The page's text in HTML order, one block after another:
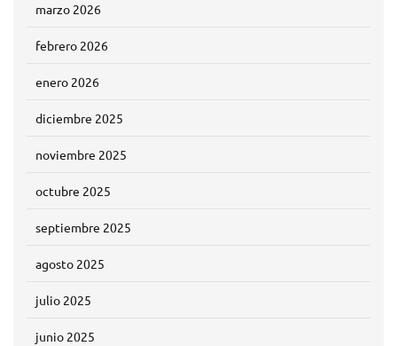
marzo 2026
febrero 2026
enero 2026
diciembre 2025
noviembre 2025
octubre 2025
septiembre 2025
agosto 2025
julio 2025
junio 2025